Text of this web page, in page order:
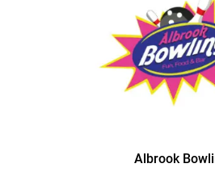
Albrook